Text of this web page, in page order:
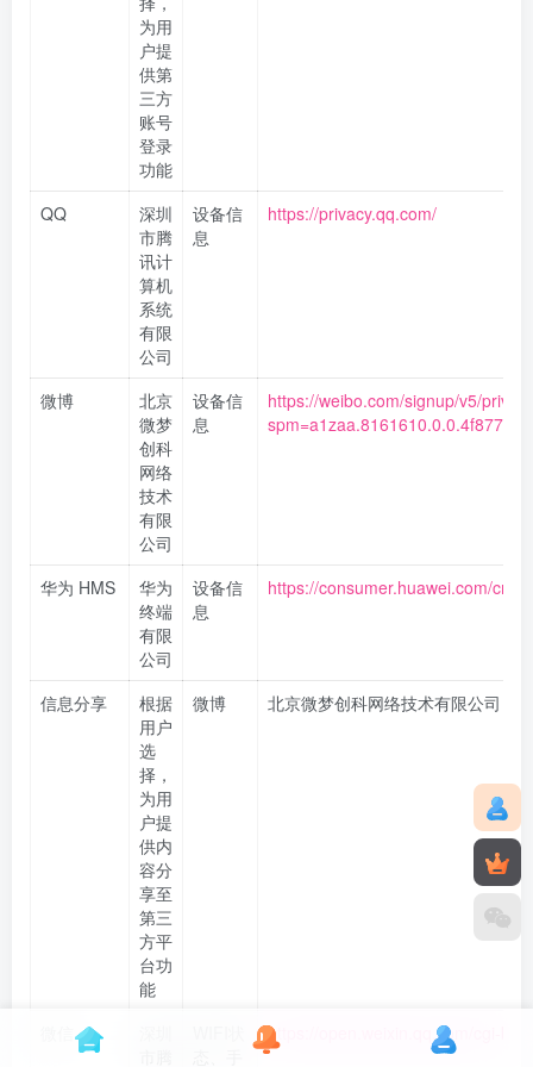
为用
户提
供第
三方
账号
登录
功能
QQ
深圳
市腾
讯计
算机
系统
有限
公司
设备信
息
https://privacy.qq.com/
微博
北京
微梦
创科
网络
技术
有限
公司
设备信
息
https://weibo.com/signup/v5/
华为 HMS
华为
终端
有限
公司
设备信
息
https://consumer.huawei.com/cn/
信息分享
根据
用户
选
择，
为用
户提
供内
容分
享至
第三
方平
台功
能
微博 北京微梦创科网络技术有限公司
https://open.weixin.qq.com/cgi-